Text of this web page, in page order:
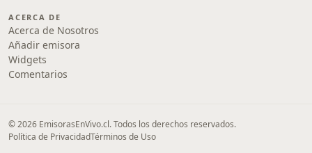
ACERCA DE
Acerca de Nosotros
Añadir emisora
Widgets
Comentarios
© 2026 EmisorasEnVivo.cl. Todos los derechos reservados.
Política de PrivacidadTérminos de Uso